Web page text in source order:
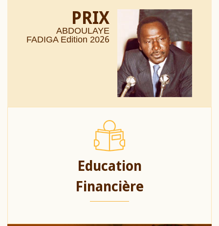
PRIX
ABDOULAYE
FADIGA Edition 2026
Education
Financière